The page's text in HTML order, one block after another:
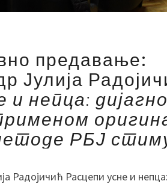
а
в
н
о
п
р
а
предавање:
Јулија
и непца:
РБЈ
Радојичић Расцепи усне и